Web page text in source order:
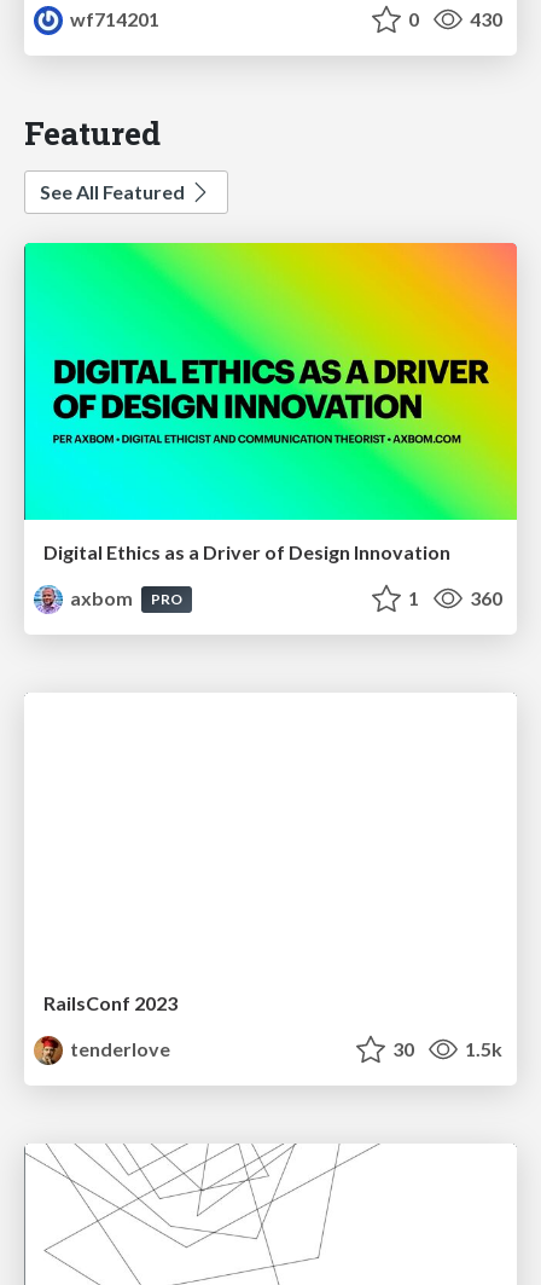
wf714201
0 430
Featured
See All Featured
Digital Ethics as a Driver of Design Innovation
axbom
PRO 1 360
RailsConf 2023
tenderlove
30 1.5k